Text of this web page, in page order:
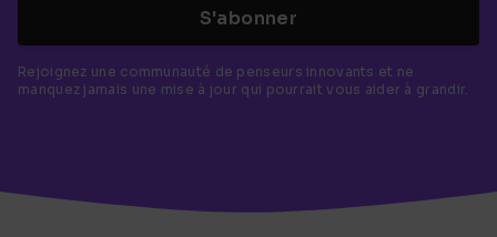
S'abonner
Rejoignez une communauté de penseurs innovants et ne
manquez jamais une mise à jour qui pourrait vous aider à grandir.